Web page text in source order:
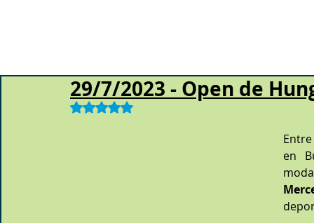
29/7/2023 - Open de
Obtuvo NaN de 5 estrellas.
en